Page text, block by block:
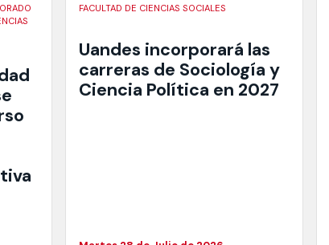
FACULTAD DE CIENCIAS SOCIALES
Uandes incorporará las
carreras de Sociología y
Ciencia Política en 2027